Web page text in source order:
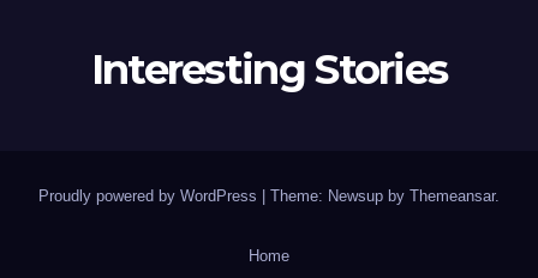
Interesting Stories
Proudly powered by WordPress Theme: Newsup by Themeansar.
Home